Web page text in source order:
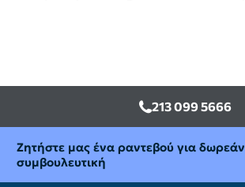
213 099 5666
Ζητήστε μας ένα ραντεβού για δωρεάν
συμβουλευτική